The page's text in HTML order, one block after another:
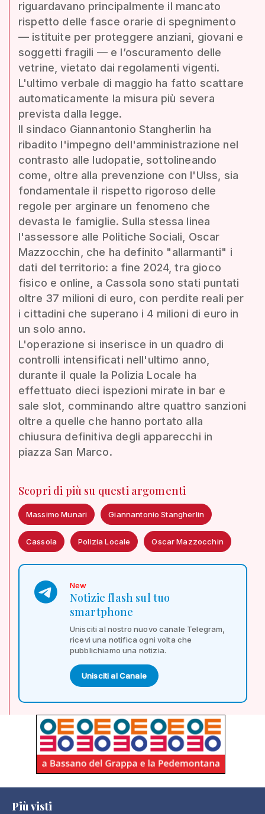
riguardavano principalmente il mancato
rispetto delle fasce orarie di spegnimento
— istituite per proteggere anziani, giovani e
soggetti fragili — e l’oscuramento delle
vetrine, vietato dai regolamenti vigenti.
L'ultimo verbale di maggio ha fatto scattare
automaticamente la misura più severa
prevista dalla legge.
Il sindaco Giannantonio Stangherlin ha
ribadito l'impegno dell'amministrazione nel
contrasto alle ludopatie, sottolineando
come, oltre alla prevenzione con l'Ulss, sia
fondamentale il rispetto rigoroso delle
regole per arginare un fenomeno che
devasta le famiglie. Sulla stessa linea
l'assessore alle Politiche Sociali, Oscar
Mazzocchin, che ha definito "allarmanti" i
dati del territorio: a fine 2024, tra gioco
fisico e online, a Cassola sono stati puntati
oltre 37 milioni di euro, con perdite reali per
i cittadini che superano i 4 milioni di euro in
un solo anno.
L'operazione si inserisce in un quadro di
controlli intensificati nell'ultimo anno,
durante il quale la Polizia Locale ha
effettuato dieci ispezioni mirate in bar e
sale slot, comminando altre quattro sanzioni
oltre a quelle che hanno portato alla
chiusura definitiva degli apparecchi in
piazza San Marco.
Scopri di più su questi argomenti
Massimo Munari Giannantonio Stangherlin
Cassola Polizia Locale Oscar Mazzocchin
New
Notizie flash sul tuo
smartphone
Unisciti al nostro nuovo canale Telegram,
ricevi una notifica ogni volta che
pubblichiamo una notizia.
Unisciti al Canale
Più visti